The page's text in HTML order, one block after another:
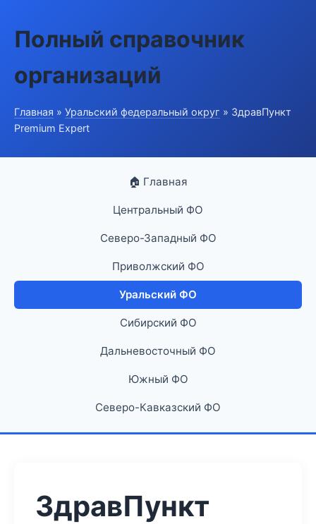
Полный справочник
организаций
Главная » Уральский федеральный округ » ЗдравПункт
Premium Expert
🏠 Главная
Центральный ФО
Северо-Западный ФО
Приволжский ФО
Уральский ФО
Сибирский ФО
Дальневосточный ФО
Южный ФО
Северо-Кавказский ФО
ЗдравПункт